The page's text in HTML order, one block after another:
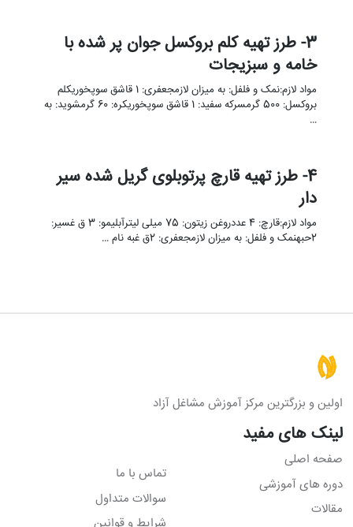
3- طرز تهیه کلم بروکسل جوان پر شده با
خامه و سبزیجات
مواد لازم:نمک و فلفل: به میزان لازمجعفری: 1 قاشق سوپخوریکلم
بروکسل: 500 گرمسرکه سفید: 1 قاشق سوپخوریکره: 60 گرمشوید: به
…
4- طرز تهیه قارچ پرتوبلوی گریل شده سیر
دار
مواد لازم:قارچ: 4 عددروغن زیتون: 75 میلی لیترآبلیمو: 3 ق غسیر:
2حبهنمک و فلفل: به میزان لازمجعفری: 2ق غبه نام …
اولین و بزرگترین مرکز آموزش مشاغل آزاد
لینک های مفید
صفحه اصلی
دوره های آموزشی
مقالات
تماس با ما
سوالات متداول